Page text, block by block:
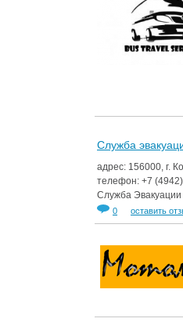
Служба
адрес: 156000, г.
телефон: +7
Служба Эвакуации
0 оставить